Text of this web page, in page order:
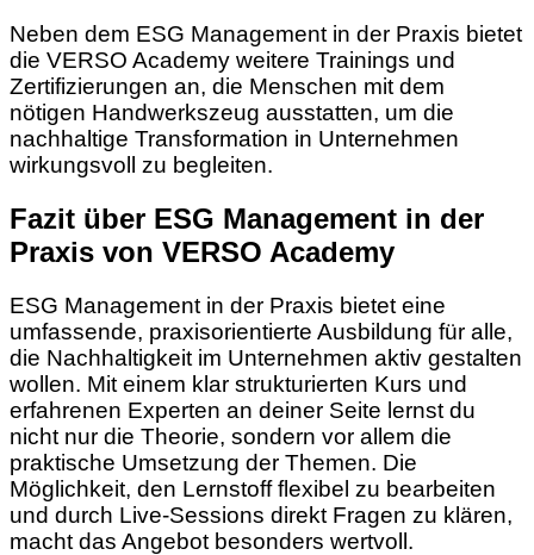
Neben dem ESG Management in der Praxis bietet
die VERSO Academy weitere Trainings und
Zertifizierungen an, die Menschen mit dem
nötigen Handwerkszeug ausstatten, um die
nachhaltige Transformation in Unternehmen
wirkungsvoll zu begleiten.
Fazit über ESG Management in der
Praxis von VERSO Academy
ESG Management in der Praxis bietet eine
umfassende, praxisorientierte Ausbildung für alle,
die Nachhaltigkeit im Unternehmen aktiv gestalten
wollen. Mit einem klar strukturierten Kurs und
erfahrenen Experten an deiner Seite lernst du
nicht nur die Theorie, sondern vor allem die
praktische Umsetzung der Themen. Die
Möglichkeit, den Lernstoff flexibel zu bearbeiten
und durch Live-Sessions direkt Fragen zu klären,
macht das Angebot besonders wertvoll.